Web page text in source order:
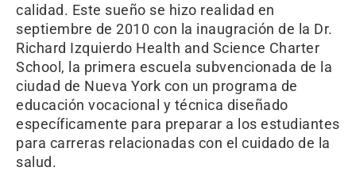
calidad. Este sueño se hizo realidad en
septiembre de 2010 con la inaugración de la Dr.
Richard Izquierdo Health and Science Charter
School, la primera escuela subvencionada de la
ciudad de Nueva York con un programa de
educación vocacional y técnica diseñado
específicamente para preparar a los estudiantes
para carreras relacionadas con el cuidado de la
salud.